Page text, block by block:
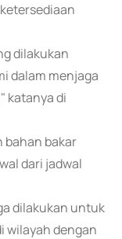
dilakukan
dalam menjaga
katanya di
bakar
dari jadwal
dilakukan untuk
wilayah dengan